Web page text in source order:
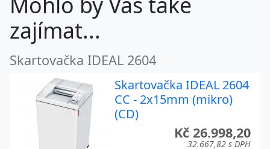
zajímat...
Skartovačka IDEAL 2604
Skartovačka IDEAL 2604
CC - 2x15mm (mikro)
(CD)
Kč 26.998,20
32.667,82 s DPH